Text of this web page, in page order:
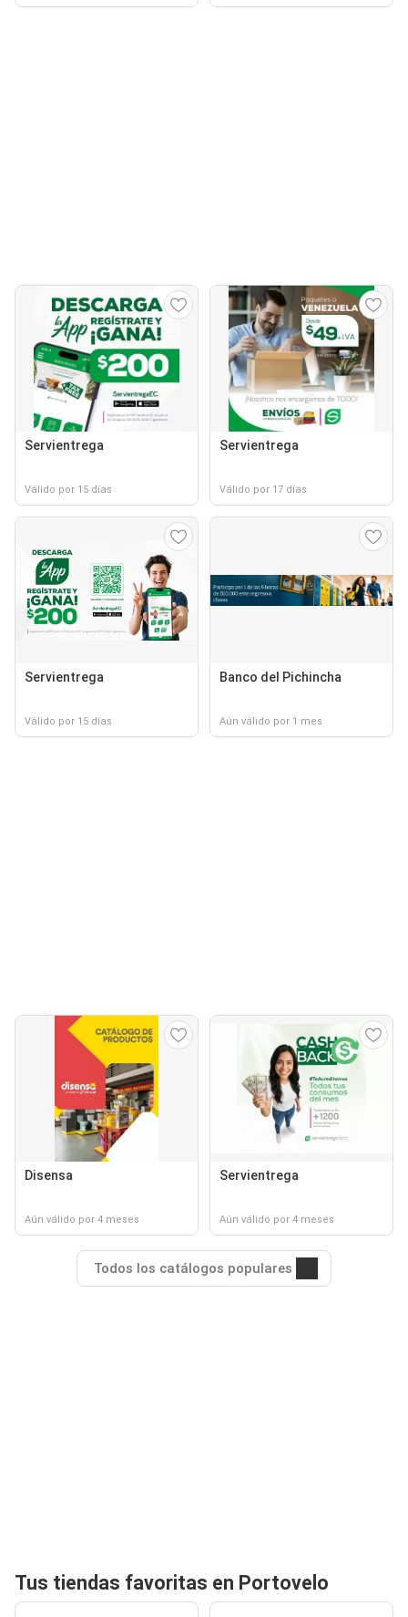
Servientrega
Válido por 15 días
Servientrega
Válido por 17 días
Servientrega
Válido por 15 días
Banco del Pichincha
Aún válido por 1 mes
Disensa
Aún válido por 4 meses
Servientrega
Aún válido por 4 meses
Todos los catálogos populares
Tus tiendas favoritas en Portovelo